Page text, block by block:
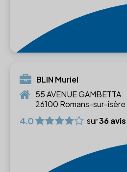
BLIN Muriel
55 AVENUE GAMBETTA
26100 Romans-sur-isère
4.0 sur36 avis